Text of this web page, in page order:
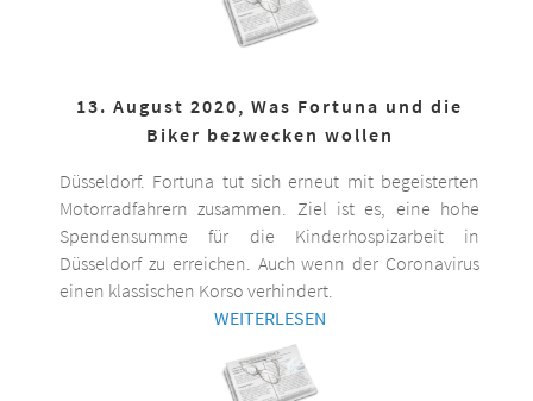
13. August 2020, Was Fortuna und die
Biker bezwecken wollen
Düsseldorf. Fortuna tut sich erneut mit begeisterten
Motorradfahrern zusammen. Ziel ist es, eine hohe
Spendensumme für die Kinderhospizarbeit in
Düsseldorf zu erreichen. Auch wenn der Coronavirus
einen klassischen Korso verhindert.
WEITERLESEN